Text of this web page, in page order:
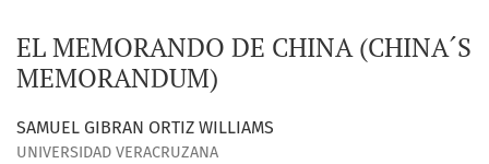
EL MEMORANDO DE CHINA (CHINA´S
MEMORANDUM)
SAMUEL GIBRAN ORTIZ WILLIAMS
UNIVERSIDAD VERACRUZANA